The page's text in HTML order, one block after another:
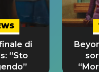
di
“Sto